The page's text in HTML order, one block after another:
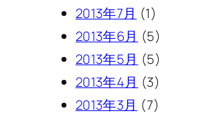
2013年7月 (1)
2013年6月 (5)
2013年5月 (5)
2013年4月 (3)
2013年3月 (7)